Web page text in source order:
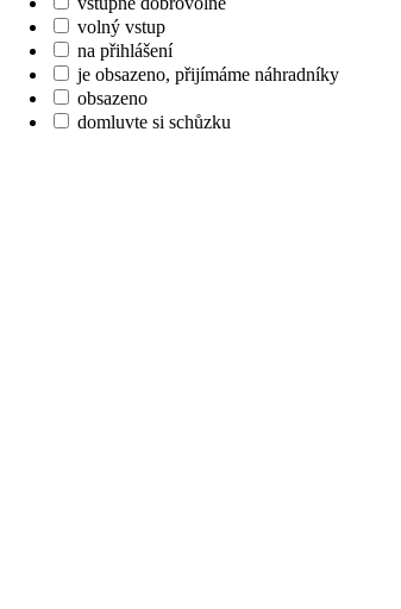
volný vstup
na přihlášení
je obsazeno, přijímáme náhradníky
obsazeno
domluvte si schůzku